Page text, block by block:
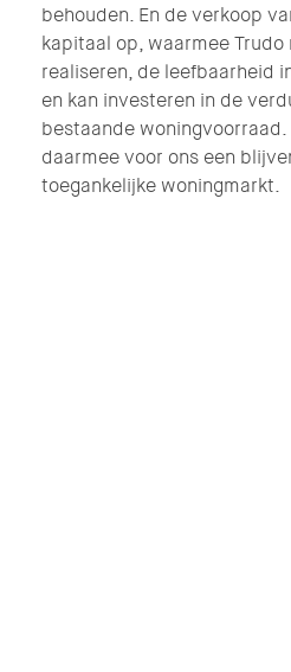
behouden. En de verkoop
kapitaal op, waarmee
realiseren, de leefbaarheid
en kan investeren in de
bestaande woningvoorraad.
daarmee voor ons een
toegankelijke woningmarkt.